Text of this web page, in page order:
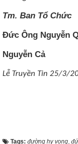
Tm. Ban Tổ Chức
Đức Ông Nguyễn
Nguyễn Cả
Lễ Truyền Tin 25/3/
Tags: đường hy vọng,